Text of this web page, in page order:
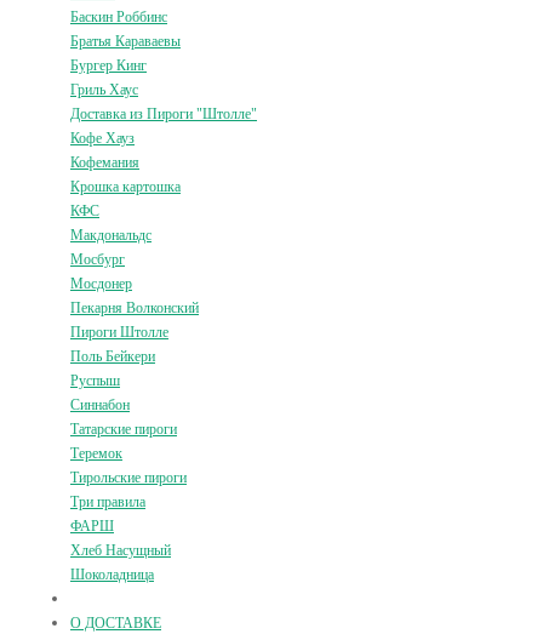
Баскин Роббинс
Братья Караваевы
Бургер Кинг
Гриль Хаус
Доставка из Пироги "Штолле"
Кофе Хауз
Кофемания
Крошка картошка
КФС
Макдональдс
Мосбург
Мосдонер
Пекарня Волконский
Пироги Штолле
Поль Бейкери
Руспыш
Синнабон
Татарские пироги
Теремок
Тирольские пироги
Три правила
ФАРШ
Хлеб Насущный
Шоколадница
О ДОСТАВКЕ